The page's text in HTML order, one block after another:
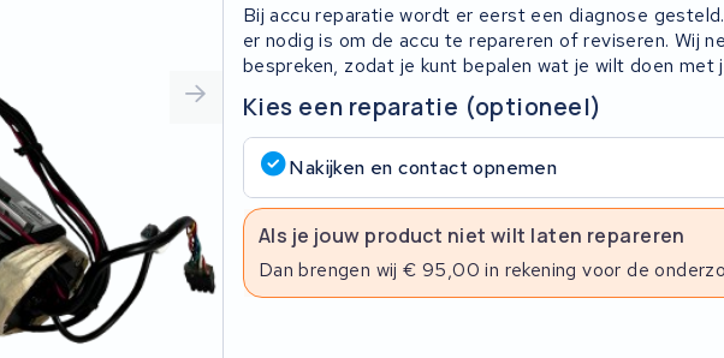
Bij accu reparatie wordt er eerst een diagnose
er nodig is om de accu te repareren of reviseren. Wij
bespreken, zodat je kunt bepalen wat je wilt doen met
Kies een reparatie (optioneel)
Nakijken en contact opnemen
Als je jouw product niet wilt laten repareren
Dan brengen wij € 95,00 in rekening voor de